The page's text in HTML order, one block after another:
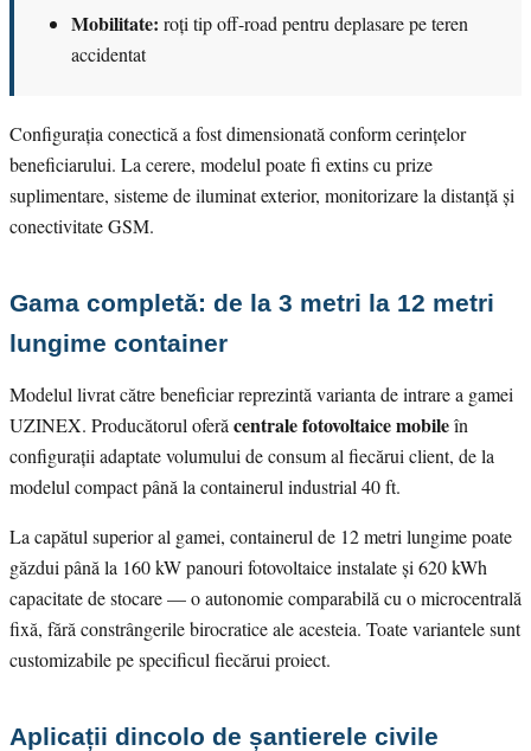
Mobilitate: roți tip off-road pentru deplasare pe teren
accidentat
Configurația conectică a fost dimensionată conform cerințelor
beneficiarului. La cerere, modelul poate fi extins cu prize
suplimentare, sisteme de iluminat exterior, monitorizare la distanță și
conectivitate GSM.
Gama completă: de la 3 metri la 12 metri
lungime container
Modelul livrat către beneficiar reprezintă varianta de intrare a gamei
UZINEX. Producătorul oferă centrale fotovoltaice mobileîn
configurații adaptate volumului de consum al fiecărui client, de la
modelul compact până la containerul industrial 40 ft.
La capătul superior al gamei, containerul de 12 metri lungime poate
găzdui până la 160 kW panouri fotovoltaice instalate și 620 kWh
capacitate de stocare — o autonomie comparabilă cu o microcentrală
fixă, fără constrângerile birocratice ale acesteia. Toate variantele sunt
customizabile pe specificul fiecărui proiect.
Aplicații dincolo de șantierele civile